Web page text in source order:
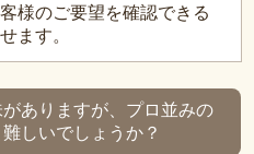
様のご要望を確認できる
ます。
ありますが、プロ並みの
しいでしょうか？